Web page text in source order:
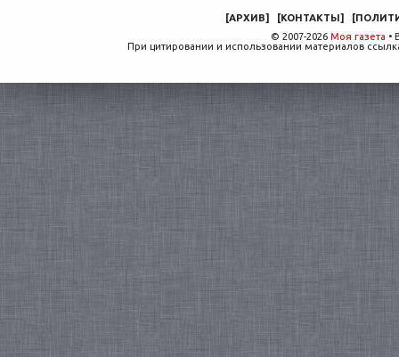
[АРХИВ] [КОНТАКТЫ] [
© 2007-2026 Моя газета •
При цитировании и использовании материалов